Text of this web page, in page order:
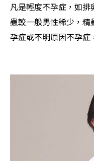
凡是輕度不孕症，如
蟲較一般男性稀少，
孕症或不明原因不孕